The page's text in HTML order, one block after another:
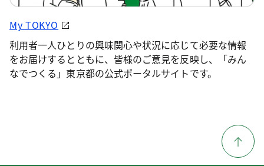
My TOKYO
利用者一人ひとりの興味関心や状況に応じて必要な情報
をお届けするとともに、皆様のご意見を反映し、「みん
なでつくる」東京都の公式ポータルサイトです。